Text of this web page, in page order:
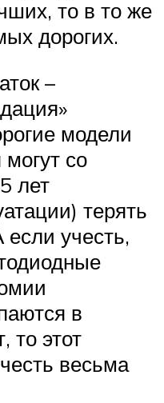
то в то же
дорогих.
–
модели
со
лет
терять
если учесть,
в
то этот
весьма